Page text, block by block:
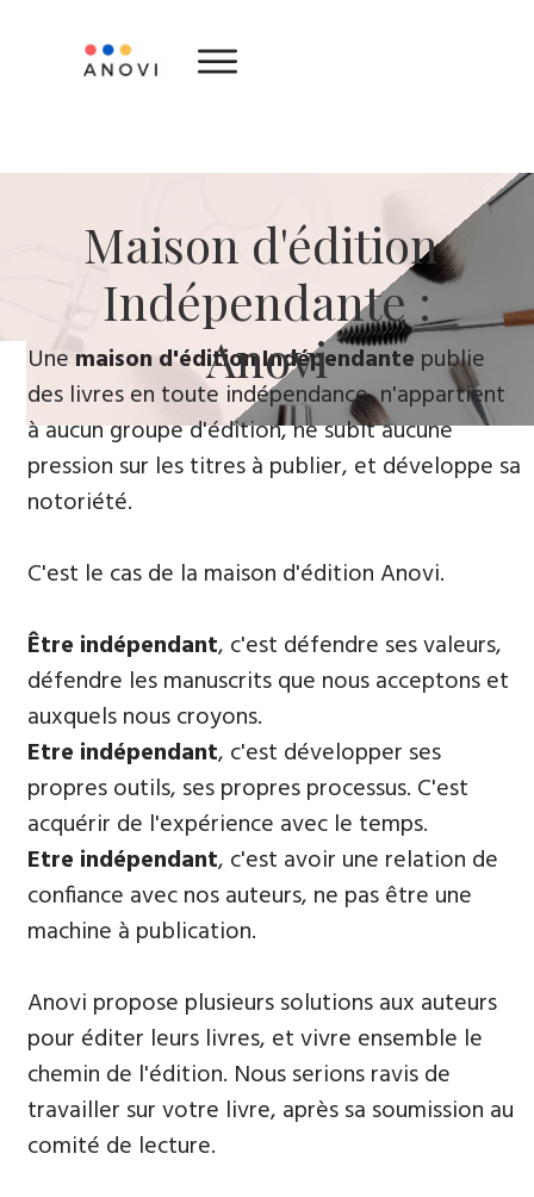
​Maison d'édition ​
Indépendante :
Anovi
​Une maison d'édition Indépendante publie
des livres en toute indépendance, n'appartient
à aucun groupe d'édition, ne subit aucune
pression sur les titres à publier, et développe sa
notoriété.
​C'est le cas de la maison d'édition Anovi.
Être indépendant, c'est défendre ses valeurs,
défendre les manuscrits que nous acceptons et
auxquels nous croyons.
Etre indépendant, c'est développer ses
propres outils, ses propres processus. C'est
acquérir de l'expérience avec le temps.
Etre indépendant, c'est avoir une relation de
confiance avec nos auteurs, ne pas être une
machine à publication.
Anovi propose plusieurs solutions aux auteurs
pour éditer leurs livres, et vivre ensemble le
chemin de l'édition. Nous serions ravis de
travailler sur votre livre, après sa soumission au
comité de lecture.